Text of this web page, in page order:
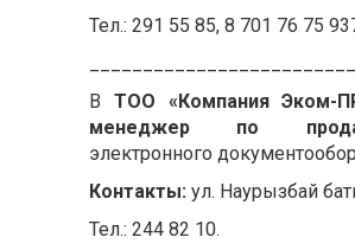
Тел.: 291 55 85, 8 701 76 75
В ТОО «Компания Эком-
менеджер по
электронного
Контакты: ул. Наурызбай
Тел.: 244 82 10.